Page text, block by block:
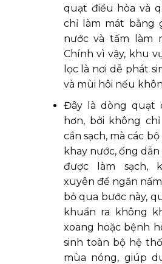
quạt điều hòa và
chỉ làm mát bằng
nước và tấm làm
Chính vì vậy, khu
lọc là nơi dễ phát
và mùi hôi nếu
Đây là dòng quạt
hơn, bởi không
cần sạch, mà các
khay nước, ống
được làm sạch,
xuyên để ngăn
bỏ qua bước này,
khuẩn ra không
xoang hoặc bệnh
sinh toàn bộ hệ
mùa nóng, giúp